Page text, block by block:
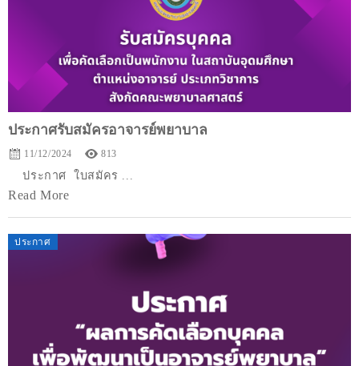
ประกาศรับสมัครอาจารย์พยาบาล
11/12/2024 813
ประกาศ ใบสมัคร ...
Read More
ประกาศ